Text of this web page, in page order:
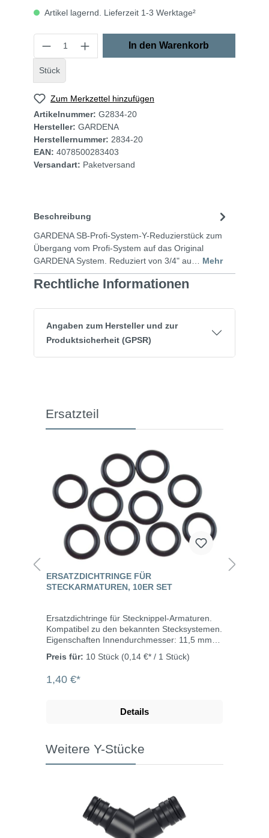
Artikel lagernd. Lieferzeit 1-3 Werktage²
Stück
In den Warenkorb
Zum Merkzettel hinzufügen
Artikelnummer: G2834-20
Hersteller: GARDENA
Herstellernummer: 2834-20
EAN: 4078500283403
Versandart: Paketversand
Beschreibung
GARDENA SB-Profi-System-Y-Reduzierstück zum
Übergang vom Profi-System auf das Original
GARDENA System. Reduziert von 3/4" au… Mehr
Rechtliche Informationen
Angaben zum Hersteller und zur
Produktsicherheit (GPSR)
Ersatzteil
ERSATZDICHTRINGE FÜR
STECKARMATUREN, 10ER SET
Ersatzdichtringe für Stecknippel-Armaturen.
Kompatibel zu den bekannten Stecksystemen.
Eigenschaften Innendurchmesser: 11,5 mm
(70A) Temperaturbereich: -25°C bis +100°C
Preis für: 10 Stück (0,14 €* / 1 Stück)
1,40 €*
Details
Weitere Y-Stücke